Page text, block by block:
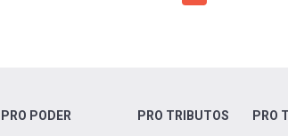
PRO PODER PRO TRIBUTOS PRO